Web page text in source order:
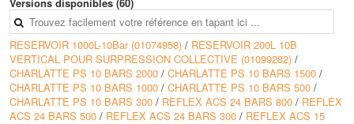
Conception
• Vase fermé, horizontal ou vertical
• La vessie ou la membrane assure la séparation totale entre l’eau et l’air
• Elle est protégée par un filtre crépine
• L’enveloppe du réservoir (interne et externe) est revêtue d’une peinture
anti-corrosion
• Les réservoirs de 2 à 24 litres sont à montage direct sur tuyauterie ; les
autres modèles sont à poser au sol
RESERVOIR 1000L-10Bar (01074958) / RESERVOIR 200L 10B
VERTICAL POUR SURPRESSION COLLECTIVE (01099282) /
CHARLATTE PS 10 BARS 2000 / CHARLATTE PS 10 BARS 1500 /
CHARLATTE PS 10 BARS 1000 / CHARLATTE PS 10 BARS 500 /
CHARLATTE PS 10 BARS 300 / REFLEX ACS 24 BARS 800 / REFLEX
ACS 24 BARS 500 / REFLEX ACS 24 BARS 300 / REFLEX ACS 15